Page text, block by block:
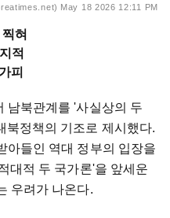
May 18 2026 12:11 PM
혀
적
피
남북관계를 '사실상의 두
북정책의 기조로 제시했다.
아들인 역대 정부의 입장을
대적 두 국가론'을 앞세운
우려가 나온다.